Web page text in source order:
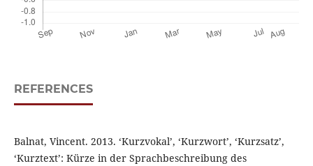
REFERENCES
Balnat, Vincent. 2013. ‘Kurzvokal’, ‘Kurzwort’, ‘Kurzsatz’,
‘Kurztext’: Kürze in der Sprachbeschreibung des